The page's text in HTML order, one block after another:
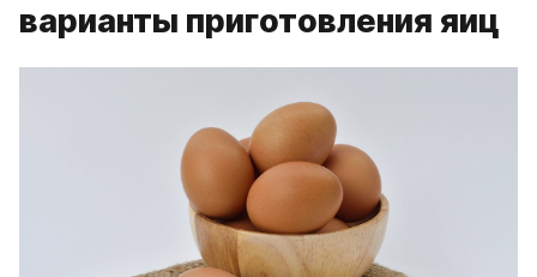
варианты приготовления яиц